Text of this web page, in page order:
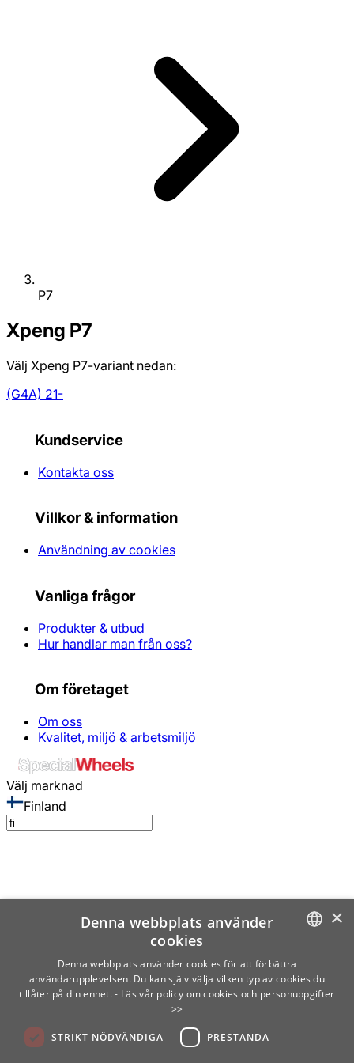
P7
Xpeng P7
Välj Xpeng P7-variant nedan:
(G4A) 21-
Kundservice
Kontakta oss
Villkor & information
Användning av cookies
Vanliga frågor
Produkter & utbud
Hur handlar man från oss?
Om företaget
Om oss
Kvalitet, miljö & arbetsmiljö
Välj marknad
Finland
SWEDISH
×
Denna webbplats använder
cookies
Denna webbplats använder cookies för att förbättra
användarupplevelsen. Du kan själv välja vilken typ av cookies du
tillåter på din enhet. - Läs vår policy om cookies och personuppgifter
>>
STRIKT NÖDVÄNDIGA PRESTANDA